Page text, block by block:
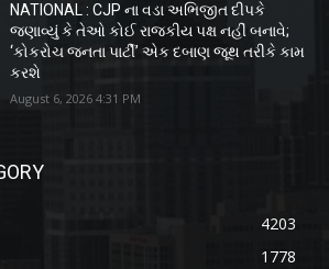
NATIONAL : CJP ના વડા અભિજીત દીપકે
જણાવ્યું કે તેઓ કોઈ રાજકીય પક્ષ નહીં બનાવે;
‘કોકરોચ જનતા પાર્ટી’ એક દબાણ જૂથ તરીકે કામ
કરશે
August 6, 2026 4:31 PM
4203
1778